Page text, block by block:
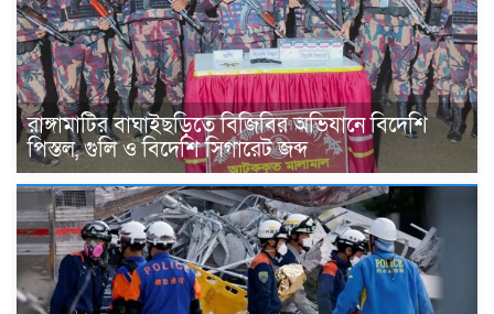
রাঙ্গামাটির বাঘাইছড়িতে বিজিবির অভিযানে বিদেশি
পিস্তল, গুলি ও বিদেশি সিগারেট জব্দ